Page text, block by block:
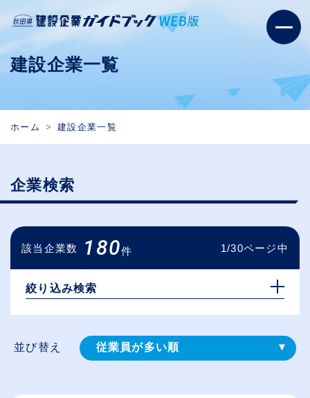
建設企業一覧
ホーム 建設企業一覧
企業検索
該当企業数 180件 1/30ページ中
絞り込み検索
並び替え 従業員が多い順